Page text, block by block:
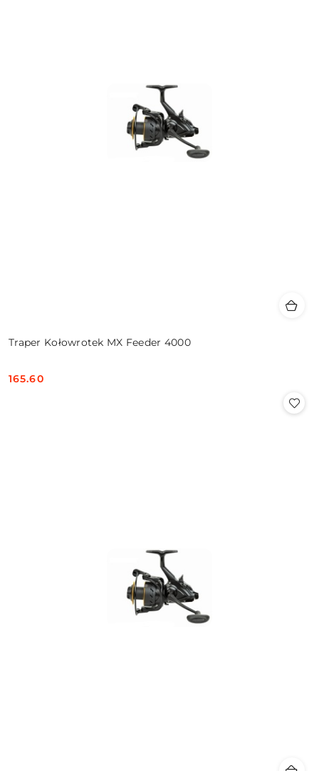
Traper Kołowrotek MX Feeder 4000
Cena:
165.60